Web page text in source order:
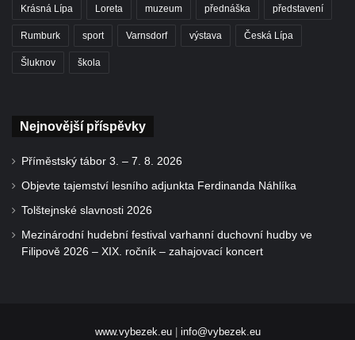
Krásná Lípa Loreta muzeum přednáška představení
Rumburk sport Varnsdorf výstava Česká Lípa
Šluknov škola
Nejnovější příspěvky
Příměstský tábor 3. – 7. 8. 2026
Objevte tajemství lesního adjunkta Ferdinanda Náhlíka
Tolštejnské slavnosti 2026
Mezinárodní hudební festival varhanní duchovní hudby ve
Filipově 2026 – XIX. ročník – zahajovací koncert
www.vybezek.eu| info@vybezek.eu